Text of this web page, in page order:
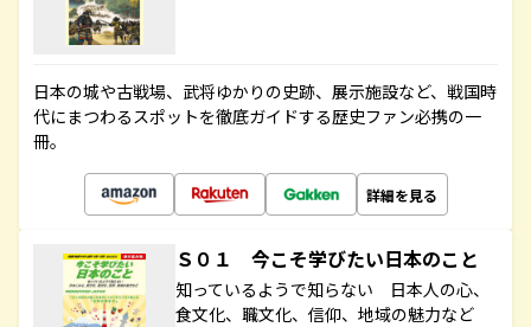
日本の城や古戦場、武将ゆかりの史跡、展示施設など、戦国時
代にまつわるスポットを徹底ガイドする歴史ファン必携の一
冊。
詳細を見る
Ｓ０１ 今こそ学びたい日本のこと
知っているようで知らない 日本人の心、
食文化、職文化、信仰、地域の魅力など